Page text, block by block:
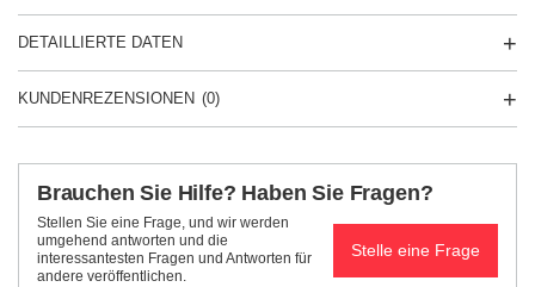
DETAILLIERTE DATEN
KUNDENREZENSIONEN (0)
Brauchen Sie Hilfe? Haben Sie Fragen?
Stellen Sie eine Frage, und wir werden
umgehend antworten und die
interessantesten Fragen und Antworten für
andere veröffentlichen.
Stelle eine Frage